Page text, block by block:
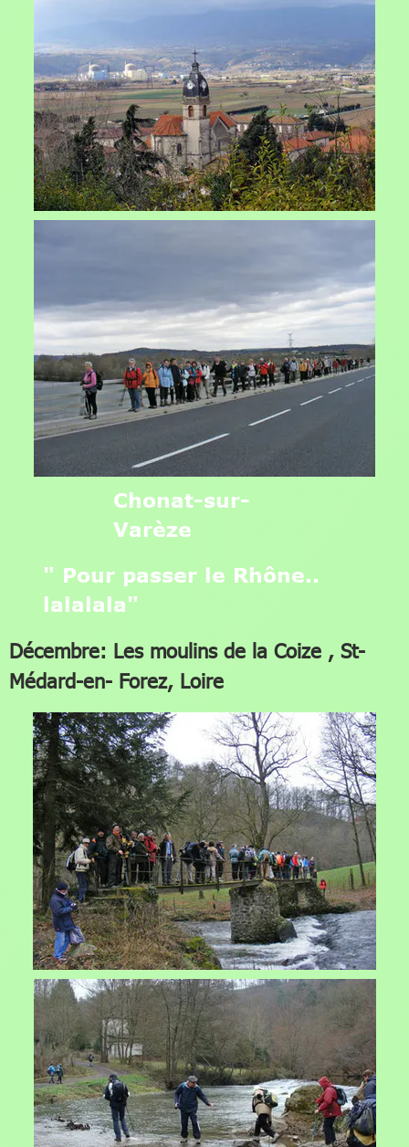
Chonat-sur-
Varèze
" Pour passer le Rhône..
lalalala"
Décembre: Les moulins de la Coize , St-
Médard-en- Forez, Loire